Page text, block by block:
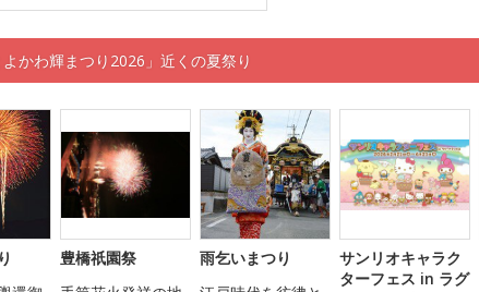
よかわ輝まつり2026」近くの夏祭り
豊橋祇園祭
雨乞いまつり
サンリオキャラク
ターフェス in ラグ